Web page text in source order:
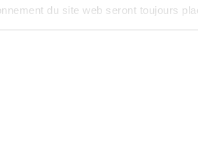
du site web seront toujours